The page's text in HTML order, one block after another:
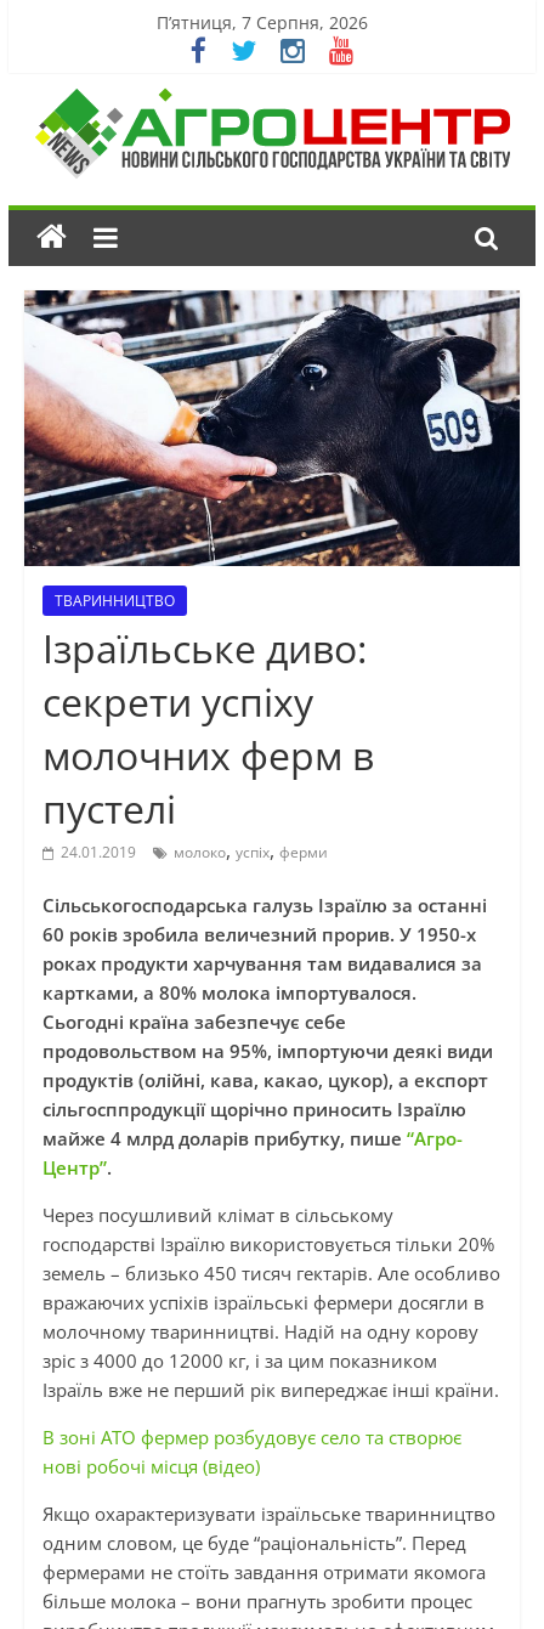
П’ятниця, 7 Серпня, 2026
ТВАРИННИЦТВО
Ізраїльське диво:
секрети успіху
молочних ферм в
пустелі
24.01.2019 молоко, успіх, ферми
Сільськогосподарська галузь Ізраїлю за останні
60 років зробила величезний прорив. У 1950-х
роках продукти харчування там видавалися за
картками, а 80% молока імпортувалося.
Сьогодні країна забезпечує себе
продовольством на 95%, імпортуючи деякі види
продуктів (олійні, кава, какао, цукор), а експорт
сільгосппродукції щорічно приносить Ізраїлю
майже 4 млрд доларів прибутку, пише “Агро-
Центр”.
Через посушливий клімат в сільському
господарстві Ізраїлю використовується тільки 20%
земель – близько 450 тисяч гектарів. Але особливо
вражаючих успіхів ізраїльські фермери досягли в
молочному тваринництві. Надій на одну корову
зріс з 4000 до 12000 кг, і за цим показником
Ізраїль вже не перший рік випереджає інші країни.
В зоні АТО фермер розбудовує село та створює
нові робочі місця (відео)
Якщо охарактеризувати ізраїльське тваринництво
одним словом, це буде “раціональність”. Перед
фермерами не стоїть завдання отримати якомога
більше молока – вони прагнуть зробити процес